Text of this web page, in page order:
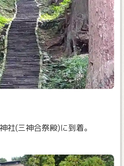
社(三神合祭殿)に到着。